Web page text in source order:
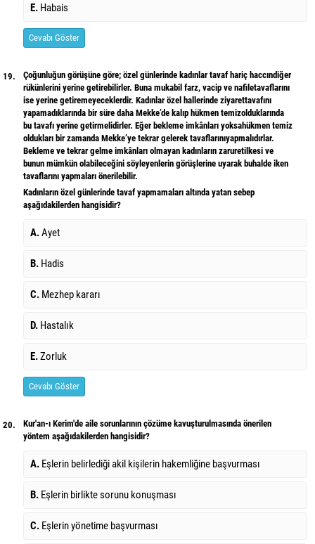
E. Habais
Cevabı Göster
19.
Çoğunluğun görüşüne göre; özel günlerinde kadınlar tavaf hariç haccındiğer
rükünlerini yerine getirebilirler. Buna mukabil farz, vacip ve nafiletavaflarını
ise yerine getiremeyeceklerdir. Kadınlar özel hallerinde ziyarettavafını
yapamadıklarında bir süre daha Mekke’de kalıp hükmen temizolduklarında
bu tavafı yerine getirmelidirler. Eğer bekleme imkânları yoksahükmen temiz
oldukları bir zamanda Mekke’ye tekrar gelerek tavaflarınıyapmalıdırlar.
Bekleme ve tekrar gelme imkânları olmayan kadınların zaruretilkesi ve
bunun mümkün olabileceğini söyleyenlerin görüşlerine uyarak buhalde iken
tavaflarını yapmaları önerilebilir.
Kadınların özel günlerinde tavaf yapmamaları altında yatan sebep
aşağıdakilerden hangisidir?
A.Ayet
B. Hadis
C. Mezhep kararı
D. Hastalık
E.Zorluk
Cevabı Göster
20.
Kur'an-ı Kerim'de aile sorunlarının çözüme kavuşturulmasında önerilen
yöntem aşağıdakilerden hangisidir?
A. Eşlerin belirlediği akil kişilerin hakemliğine başvurması
B. Eşlerin birlikte sorunu konuşması
C. Eşlerin yönetime başvurması